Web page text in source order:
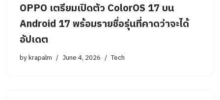
OPPO เตรียมเปิดตัว ColorOS 17 บน
Android 17 พร้อมรายชื่อรุ่นที่คาดว่าจะได้
อัปเดต
bykrapalm June 4, 2026 Tech